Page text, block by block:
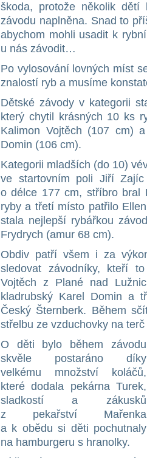
škoda, protože několik
závodu naplněna. Snad to
abychom mohli usadit k
u nás závodit…
Po vylosování lovných míst
znalostí ryb a musíme
Dětské závody v kategorii
který chytil krásných 10 ks
Kalimon Vojtěch (107 cm)
Domin (106 cm).
Kategorii mladších (do 10)
ve startovním poli Jiří
o délce 177 cm, stříbro bral
ryby a třetí místo patřilo
stala nejlepší rybářkou
Frydrych (amur 68 cm).
Obdiv patří všem i za
sledovat závodníky, kteří
Vojtěch z Plané nad
kladrubský Karel Domin a
Český Šternberk. Během
střelbu ze vzduchovky na
O děti bylo během závodu
skvěle postaráno díky
velkému množství koláčů,
které dodala pekárna Turek,
sladkostí a zákusků
z pekařství Mařenka
a k obědu si děti pochutnaly
na hamburgeru s hranolky.